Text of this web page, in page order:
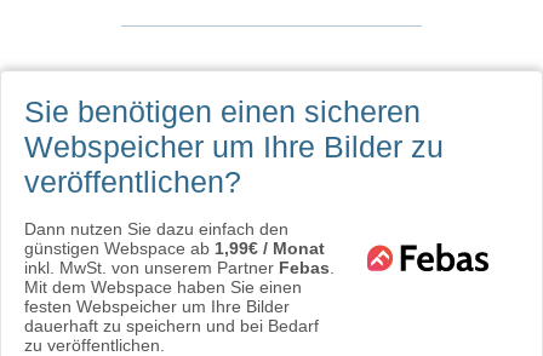
Sie benötigen einen sicheren
Webspeicher um Ihre Bilder zu
veröffentlichen?
Dann nutzen Sie dazu einfach den
günstigen Webspace ab 1,99€ / Monat
inkl. MwSt. von unserem Partner Febas
Mit dem Webspace haben Sie einen
festen Webspeicher um Ihre Bilder
dauerhaft zu speichern und bei Bedarf
zu veröffentlichen.